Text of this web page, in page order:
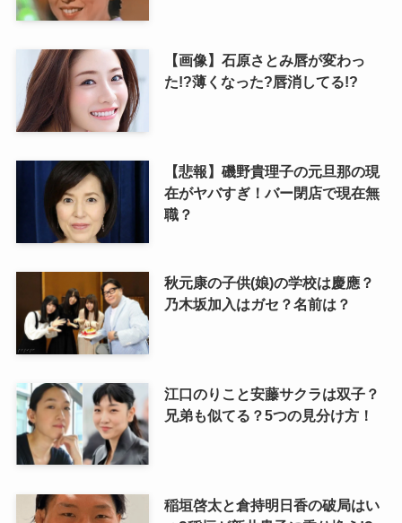
【画像】石原さとみ唇が変わっ
た!?薄くなった?唇消してる!?
【悲報】磯野貴理子の元旦那の現
在がヤバすぎ！バー閉店で現在無
職？
秋元康の子供(娘)の学校は慶應？
乃木坂加入はガセ？名前は？
江口のりこと安藤サクラは双子？
兄弟も似てる？5つの見分け方！
稲垣啓太と倉持明日香の破局はい